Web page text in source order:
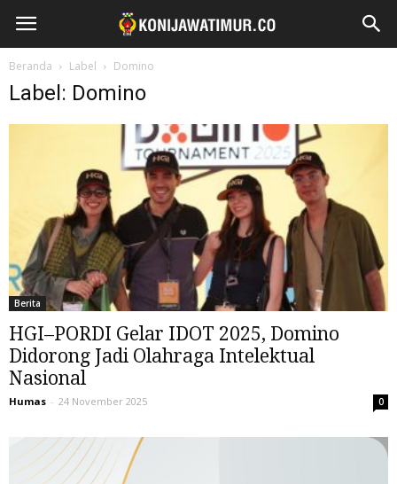
Beranda Label Domino
Label: Domino
Berita
HGI–PORDI Gelar IDOT 2025, Domino
Didorong Jadi Olahraga Intelektual
Nasional
Humas - 24 November 2025 0